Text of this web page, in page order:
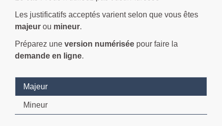
Les justificatifs acceptés varient selon que vous êtes
majeur ou mineur.
Préparez une version numérisée pour faire la
demande en ligne.
Majeur
Mineur